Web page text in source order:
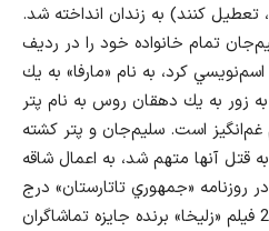
كنند) به زندان انداخته شد.
تمام خانواده خود را در رديف
كرد، به نام «مارفا» به يك
به يك دهقان روس به نام پتر
غم‌انگيز است. سليم‌جان و پتر كشته
قتل آنها متهم شد، به اعمال شاقه
«جمهوري تاتارستان» درج
شد. در دسامبر سال 2005 فيلم «زليخا» برنده جايزه تماشاگران